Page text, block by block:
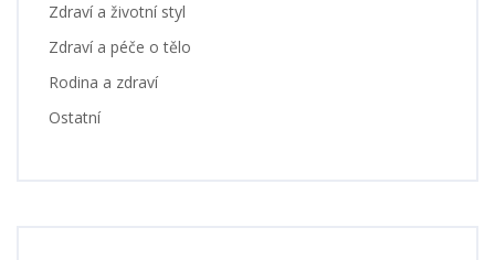
Zdraví a životní styl
Zdraví a péče o tělo
Rodina a zdraví
Ostatní